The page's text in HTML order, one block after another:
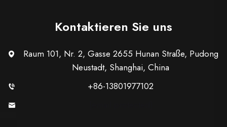
Kontaktieren Sie uns
Raum 101, Nr. 2, Gasse 2655 Hunan Straße, Pudong
Neustadt, Shanghai, China
+86-13801977102